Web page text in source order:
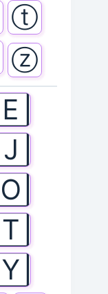
ⓣ
ⓩ
🄴
🄹
🄾
🅃
🅈